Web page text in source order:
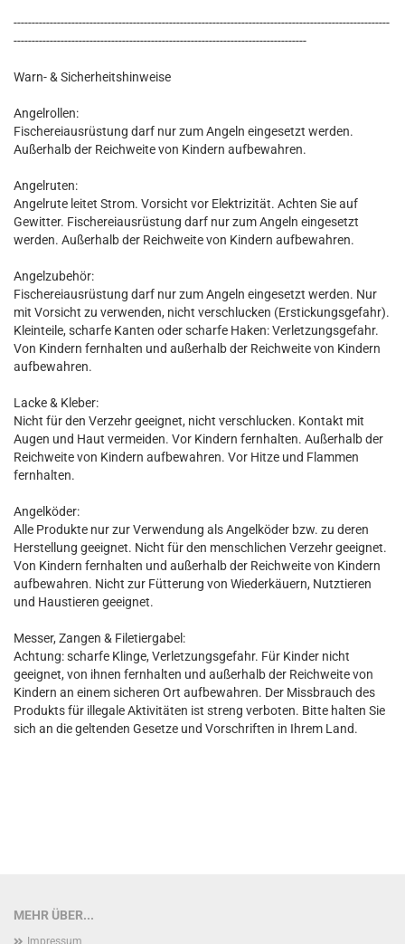
--------------------------------------------------------------------------------------------------------
---------------------------------------------------------------------------------
Warn- & Sicherheitshinweise
Angelrollen:
Fischereiausrüstung darf nur zum Angeln eingesetzt werden.
Außerhalb der Reichweite von Kindern aufbewahren.
Angelruten:
Angelrute leitet Strom. Vorsicht vor Elektrizität. Achten Sie auf
Gewitter. Fischereiausrüstung darf nur zum Angeln eingesetzt
werden. Außerhalb der Reichweite von Kindern aufbewahren.
Angelzubehör:
Fischereiausrüstung darf nur zum Angeln eingesetzt werden. Nur
mit Vorsicht zu verwenden, nicht verschlucken (Erstickungsgefahr).
Kleinteile, scharfe Kanten oder scharfe Haken: Verletzungsgefahr.
Von Kindern fernhalten und außerhalb der Reichweite von Kindern
aufbewahren.
Lacke & Kleber:
Nicht für den Verzehr geeignet, nicht verschlucken. Kontakt mit
Augen und Haut vermeiden. Vor Kindern fernhalten. Außerhalb der
Reichweite von Kindern aufbewahren. Vor Hitze und Flammen
fernhalten.
Angelköder:
Alle Produkte nur zur Verwendung als Angelköder bzw. zu deren
Herstellung geeignet. Nicht für den menschlichen Verzehr geeignet.
Von Kindern fernhalten und außerhalb der Reichweite von Kindern
aufbewahren. Nicht zur Fütterung von Wiederkäuern, Nutztieren
und Haustieren geeignet.
Messer, Zangen & Filetiergabel:
Achtung: scharfe Klinge, Verletzungsgefahr. Für Kinder nicht
geeignet, von ihnen fernhalten und außerhalb der Reichweite von
Kindern an einem sicheren Ort aufbewahren. Der Missbrauch des
Produkts für illegale Aktivitäten ist streng verboten. Bitte halten Sie
sich an die geltenden Gesetze und Vorschriften in Ihrem Land.
MEHR ÜBER...
Impressum